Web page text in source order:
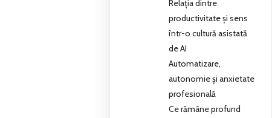
Relația dintre
productivitate și sens
într-o cultură asistată
de AI
Automatizare,
autonomie și anxietate
profesională
Ce rămâne profund